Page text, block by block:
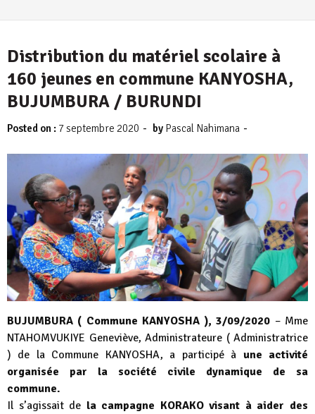
Distribution du matériel scolaire à
160 jeunes en commune KANYOSHA,
BUJUMBURA / BURUNDI
Posted on : 7 septembre 2020 - by Pascal Nahimana -
BUJUMBURA ( Commune KANYOSHA ), 3/09/2020 – Mme
NTAHOMVUKIYE Geneviève, Administrateure ( Administratrice
) de la Commune KANYOSHA, a participé à une activité
organisée par la société civile dynamique de sa
commune.
Il s’agissait de la campagne KORAKO visant à aider des